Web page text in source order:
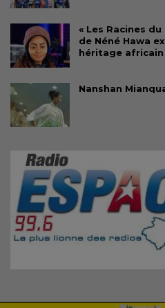
« Les Racines
de Néné Hawa
héritage
Nanshan